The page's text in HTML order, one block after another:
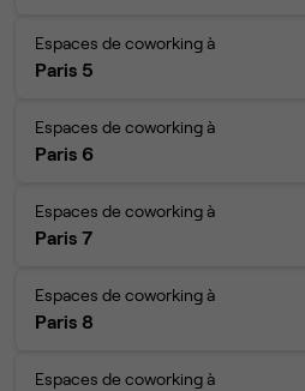
Espaces de coworking à
Paris 5
Espaces de coworking à
Paris 6
Espaces de coworking à
Paris 7
Espaces de coworking à
Paris 8
Espaces de coworking à